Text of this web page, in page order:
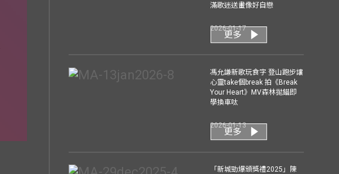
滿歌迷送畫像好自戀
2026-01-17
更多
馮允謙新歌玩食字 登山跑步讓
心靈take個break 拍《Break
Your Heart》MV森林拋錨即
學換車呔
2026-01-13
更多
「新城勁爆頒獎禮2025」陳